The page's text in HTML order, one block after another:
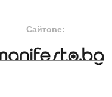
Сайтове: